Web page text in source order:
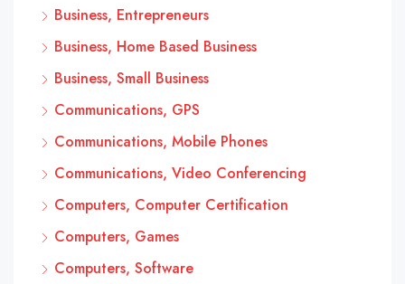
Business, Entrepreneurs
Business, Home Based Business
Business, Small Business
Communications, GPS
Communications, Mobile Phones
Communications, Video Conferencing
Computers, Computer Certification
Computers, Games
Computers, Software